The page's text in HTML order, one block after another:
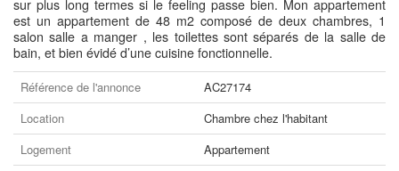
sur plus long termes si le feeling passe bien. Mon appartement
est un appartement de 48 m2 composé de deux chambres, 1
salon salle a manger , les toilettes sont séparés de la salle de
bain, et bien évidé d’une cuisine fonctionnelle.
Référence de l'annonce
AC27174
Location
Chambre chez l'habitant
Logement
Appartement